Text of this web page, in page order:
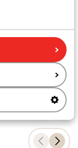
Do